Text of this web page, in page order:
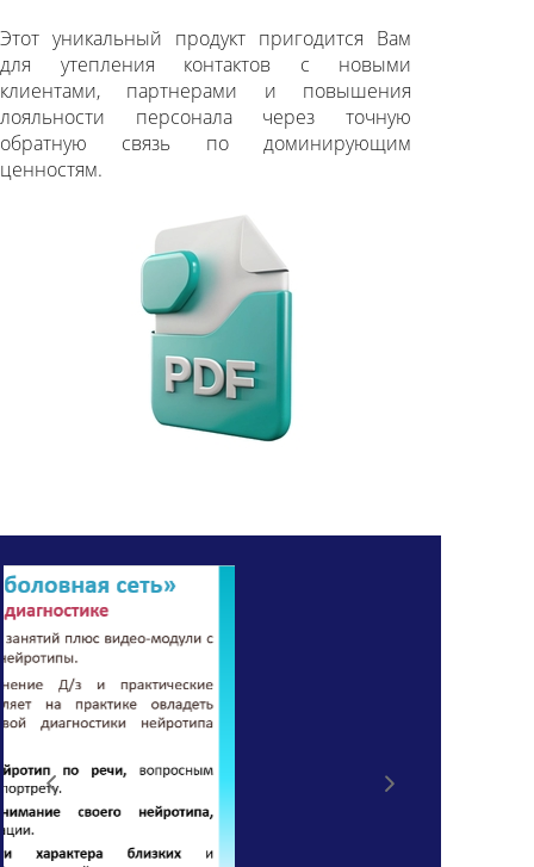
ОБЪЕКТИВНАЯ
ДИАГНОСТИКА
Только экспертный уровень,без
общего доступа.
Без проведения
тестирования.
Ноль вопросов — ноль
социальной желательности (угадывания
без интервью.
Предустановленное отношение к
модальностям по зонам внимания
статистически подтверждается
нейроинтерфейсами. Скрининг
архитектуры нейроинтеллектов персоны
(нейротипа)по открытым
источникам.Соблюдение Закона о
персональных данных 152-ФЗ
ведущие neuro skills, карта зон
коннотации, лексическая карта
триггеров, когнитивная
подстройка, профилактика
выгорания и токсичности, прогноз
командной синергии.
Подписание двухстороннего NDA +
хранятся на российских защищенных
серверах.
Этот уникальный продукт пригодится Вам
для утепления контактов с новыми
клиентами, партнерами и повышения
лояльности персонала через точную
обратную связь по доминирующим
ценностям.